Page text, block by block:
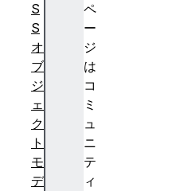
ペ
ー
ジ
は
コ
ミ
ュ
ニ
テ
ィ
S
S
オ
ブ
ジ
ェ
ク
ト
モ
デ